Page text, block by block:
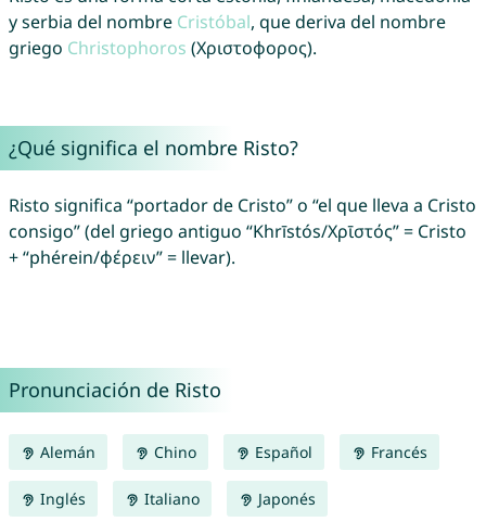
y serbia del nombre Cristóbal, que deriva del nombre
griego Christophoros (Χριστοφορος).
¿Qué significa el nombre Risto?
Risto significa “portador de Cristo” o “el que lleva a Cristo
consigo” (del griego antiguo “Khrīstós/Χρῑστός” = Cristo
+ “phérein/φέρειν” = llevar).
Pronunciación de Risto
Alemán Chino Español Francés
Inglés Italiano Japonés